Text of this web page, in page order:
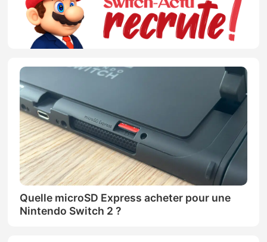
Quelle microSD Express acheter pour une
Nintendo Switch 2 ?